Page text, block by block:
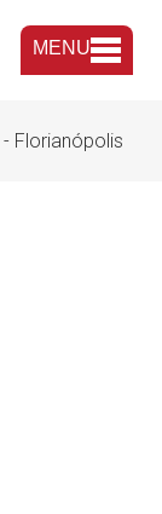
MENU
- Florianópolis